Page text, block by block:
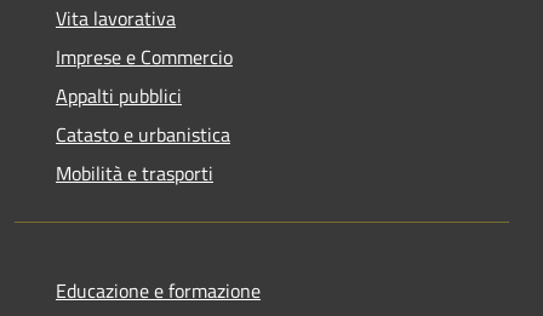
Vita lavorativa
Imprese e Commercio
Appalti pubblici
Catasto e urbanistica
Mobilità e trasporti
Educazione e formazione